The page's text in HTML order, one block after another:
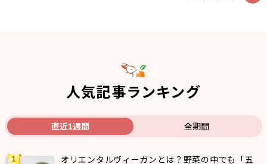
人気記事ランキング
直近1週間 全期間
オリエンタルヴィーガンとは？野菜の中でも「五